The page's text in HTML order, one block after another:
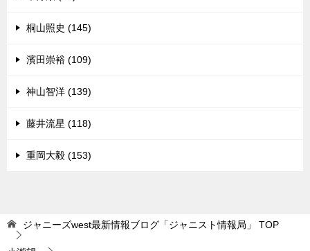
桐山照史 (145)
濱田崇裕 (109)
神山智洋 (139)
藤井流星 (118)
重岡大毅 (153)
ジャニーズwest最新情報ブログ「ジャニスト情報局」 TOP